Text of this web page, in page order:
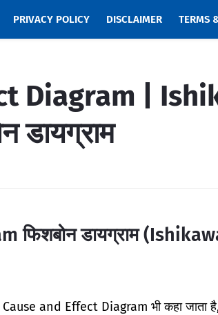
PRIVACY POLICY DISCLAIMER TERMS
Diagram |
डायग्राम
फिशबोन डायग्राम
Cause and Effect Diagram भी कहा जाता